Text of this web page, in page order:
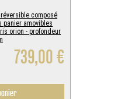
composé
panier amovibles
orion - profondeur
739,00 €